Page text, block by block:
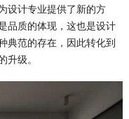
设计专业提供了新的方
品质的体现，这也是设计
典范的存在，因此转化到
级。